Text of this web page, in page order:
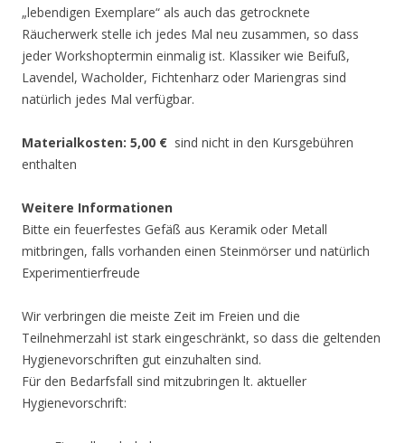
„lebendigen Exemplare“ als auch das getrocknete
Räucherwerk stelle ich jedes Mal neu zusammen, so dass
jeder Workshoptermin einmalig ist. Klassiker wie Beifuß,
Lavendel, Wacholder, Fichtenharz oder Mariengras sind
natürlich jedes Mal verfügbar.
Materialkosten: 5,00 € sind nicht in den Kursgebühren
enthalten
Weitere Informationen
Bitte ein feuerfestes Gefäß aus Keramik oder Metall
mitbringen, falls vorhanden einen Steinmörser und natürlich
Experimentierfreude
Wir verbringen die meiste Zeit im Freien und die
Teilnehmerzahl ist stark eingeschränkt, so dass die geltenden
Hygienevorschriften gut einzuhalten sind.
Für den Bedarfsfall sind mitzubringen lt. aktueller
Hygienevorschrift: